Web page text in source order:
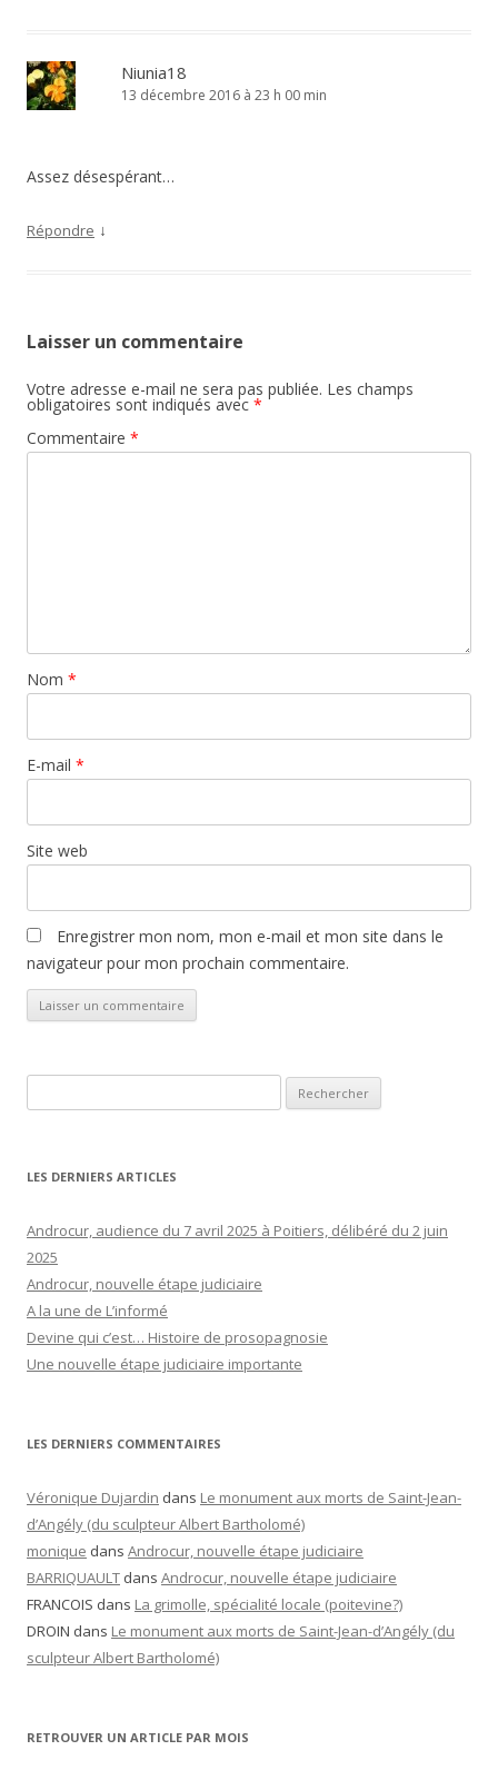
Niunia18
13 décembre 2016 à 23 h 00 min
Assez désespérant…
Répondre ↓
Laisser un commentaire
Votre adresse e-mail ne sera pas publiée. Les champs
obligatoires sont indiqués avec *
Commentaire *
Nom *
E-mail *
Site web
Enregistrer mon nom, mon e-mail et mon site dans le
navigateur pour mon prochain commentaire.
LES DERNIERS ARTICLES
Androcur, audience du 7 avril 2025 à Poitiers, délibéré du 2 juin
2025
Androcur, nouvelle étape judiciaire
A la une de L’informé
Devine qui c’est… Histoire de prosopagnosie
Une nouvelle étape judiciaire importante
LES DERNIERS COMMENTAIRES
Véronique Dujardin dans Le monument aux morts de Saint-Jean-
d’Angély (du sculpteur Albert Bartholomé)
monique dans Androcur, nouvelle étape judiciaire
BARRIQUAULT dans Androcur, nouvelle étape judiciaire
FRANCOIS dans La grimolle, spécialité locale (poitevine?)
DROIN dans Le monument aux morts de Saint-Jean-d’Angély (du
sculpteur Albert Bartholomé)
RETROUVER UN ARTICLE PAR MOIS